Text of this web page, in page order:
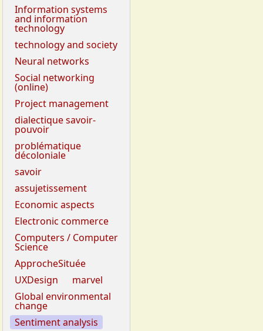
Information systems
and information
technology
technology and society
Neural networks
Social networking
(online)
Project management
dialectique savoir-
pouvoir
problématique
décoloniale
savoir
assujetissement
Economic aspects
Electronic commerce
Computers / Computer
Science
ApprocheSituée
UXDesign
marvel
Global environmental
change
Sentiment analysis